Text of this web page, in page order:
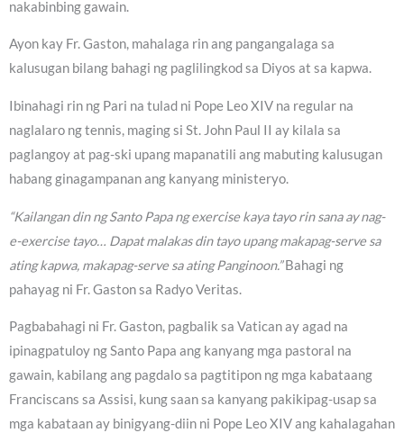
nakabinbing gawain.
Ayon kay Fr. Gaston, mahalaga rin ang pangangalaga sa
kalusugan bilang bahagi ng paglilingkod sa Diyos at sa kapwa.
Ibinahagi rin ng Pari na tulad ni Pope Leo XIV na regular na
naglalaro ng tennis, maging si St. John Paul II ay kilala sa
paglangoy at pag-ski upang mapanatili ang mabuting kalusugan
habang ginagampanan ang kanyang ministeryo.
“Kailangan din ng Santo Papa ng exercise kaya tayo rin sana ay nag-
e-exercise tayo… Dapat malakas din tayo upang makapag-serve sa
ating kapwa, makapag-serve sa ating Panginoon.”Bahagi ng
pahayag ni Fr. Gaston sa Radyo Veritas.
Pagbabahagi ni Fr. Gaston, pagbalik sa Vatican ay agad na
ipinagpatuloy ng Santo Papa ang kanyang mga pastoral na
gawain, kabilang ang pagdalo sa pagtitipon ng mga kabataang
Franciscans sa Assisi, kung saan sa kanyang pakikipag-usap sa
mga kabataan ay binigyang-diin ni Pope Leo XIV ang kahalagahan